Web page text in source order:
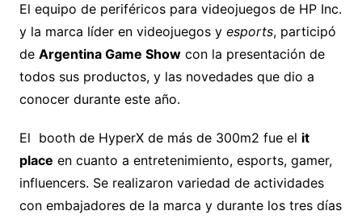
El equipo de periféricos para videojuegos de HP Inc.
y la marca líder en videojuegos y esports, participó
de Argentina Game Showcon la presentación de
todos sus productos, y las novedades que dio a
conocer durante este año.
El booth de HyperX de más de 300m2 fue el it
place en cuanto a entretenimiento, esports, gamer,
influencers. Se realizaron variedad de actividades
con embajadores de la marca y durante los tres días